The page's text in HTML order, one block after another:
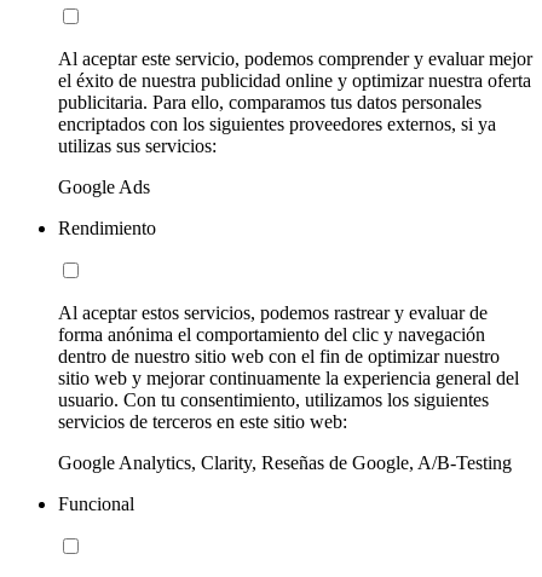
Al aceptar este servicio, podemos comprender y evaluar mejor
el éxito de nuestra publicidad online y optimizar nuestra oferta
publicitaria. Para ello, comparamos tus datos personales
encriptados con los siguientes proveedores externos, si ya
utilizas sus servicios:
Google Ads
Rendimiento
Al aceptar estos servicios, podemos rastrear y evaluar de
forma anónima el comportamiento del clic y navegación
dentro de nuestro sitio web con el fin de optimizar nuestro
sitio web y mejorar continuamente la experiencia general del
usuario. Con tu consentimiento, utilizamos los siguientes
servicios de terceros en este sitio web:
Google Analytics, Clarity, Reseñas de Google, A/B-Testing
Funcional